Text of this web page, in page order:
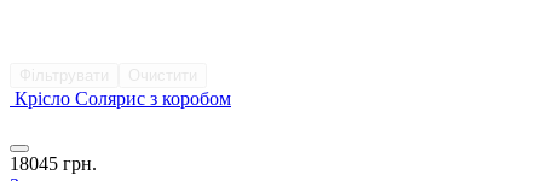
Крісло Солярис з коробом
18045 грн.